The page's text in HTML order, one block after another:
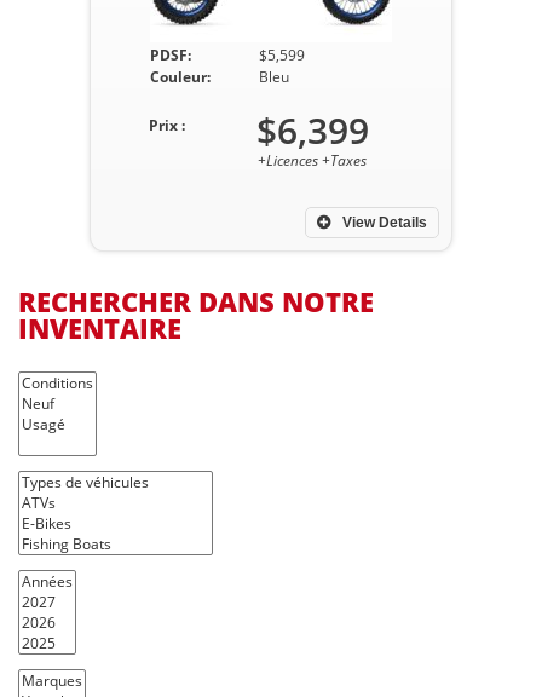
PDSF:
$5,599
Couleur:
Bleu
View Details
Prix : $6,399
+Licences +Taxes
RECHERCHER DANS NOTRE
INVENTAIRE
Conditions
Types de véhicules
Années
Marques